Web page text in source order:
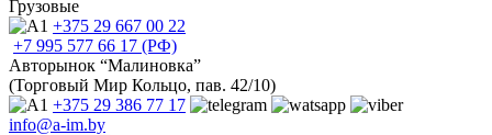
Грузовые
+375 29 667 00 22
+7 995 577 66 17 (РФ)
Авторынок “Малиновка”
(Торговый Мир Кольцо, пав. 42/10)
+375 29 386 77 17
info@a-im.by